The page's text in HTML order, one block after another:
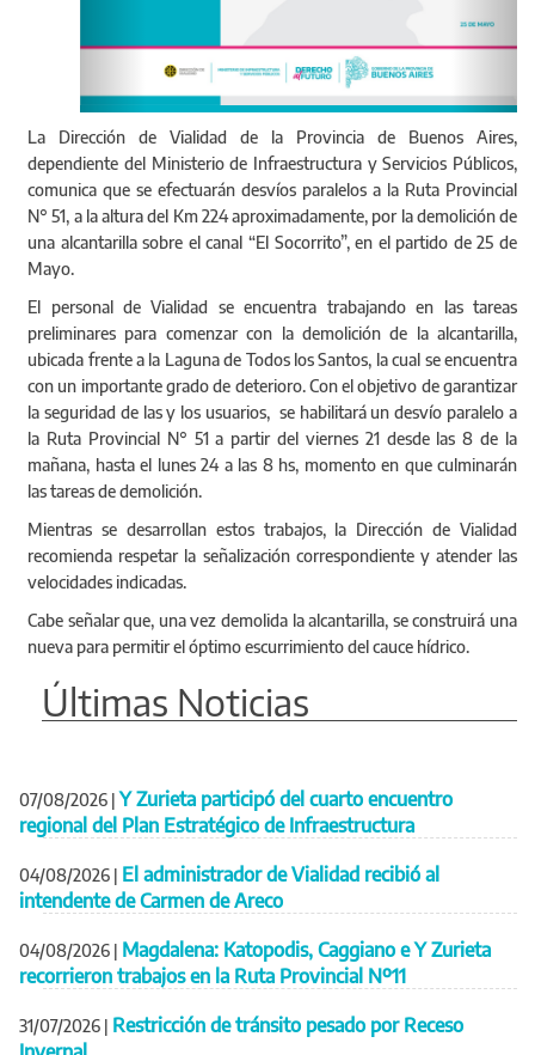
La Dirección de Vialidad de la Provincia de Buenos Aires,
dependiente del Ministerio de Infraestructura y Servicios Públicos,
comunica que se efectuarán desvíos paralelos a la Ruta Provincial
N° 51, a la altura del Km 224 aproximadamente, por la demolición de
una alcantarilla sobre el canal “El Socorrito”, en el partido de 25 de
Mayo.
El personal de Vialidad se encuentra trabajando en las tareas
preliminares para comenzar con la demolición de la alcantarilla,
ubicada frente a la Laguna de Todos los Santos, la cual se encuentra
con un importante grado de deterioro. Con el objetivo de garantizar
la seguridad de las y los usuarios, se habilitará un desvío paralelo a
la Ruta Provincial N° 51 a partir del viernes 21 desde las 8 de la
mañana, hasta el lunes 24 a las 8 hs, momento en que culminarán
las tareas de demolición.
Mientras se desarrollan estos trabajos, la Dirección de Vialidad
recomienda respetar la señalización correspondiente y atender las
velocidades indicadas.
Cabe señalar que, una vez demolida la alcantarilla, se construirá una
nueva para permitir el óptimo escurrimiento del cauce hídrico.
Últimas Noticias
07/08/2026 | Y Zurieta participó del cuarto encuentro
regional del Plan Estratégico de Infraestructura
04/08/2026 | El administrador de Vialidad recibió al
intendente de Carmen de Areco
04/08/2026 | Magdalena: Katopodis, Caggiano e Y Zurieta
recorrieron trabajos en la Ruta Provincial Nº11
31/07/2026 | Restricción de tránsito pesado por Receso